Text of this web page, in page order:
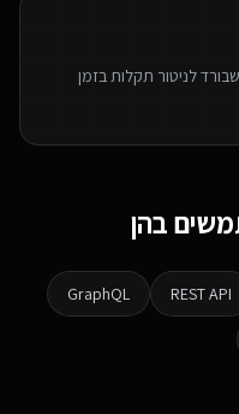
לניטור תקלות בזמן
בהן
REST API
GraphQL